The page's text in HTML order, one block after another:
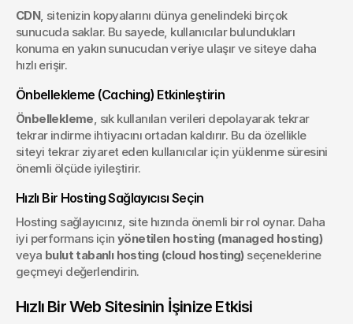
CDN, sitenizin kopyalarını dünya genelindeki birçok
sunucuda saklar. Bu sayede, kullanıcılar bulundukları
konuma en yakın sunucudan veriye ulaşır ve siteye daha
hızlı erişir.
Önbellekleme (Caching) Etkinleştirin
Önbellekleme, sık kullanılan verileri depolayarak tekrar
tekrar indirme ihtiyacını ortadan kaldırır. Bu da özellikle
siteyi tekrar ziyaret eden kullanıcılar için yüklenme süresini
önemli ölçüde iyileştirir.
Hızlı Bir Hosting Sağlayıcısı Seçin
Hosting sağlayıcınız, site hızında önemli bir rol oynar. Daha
iyi performans için yönetilen hosting (managed hosting)
veya bulut tabanlı hosting (cloud hosting) seçeneklerine
geçmeyi değerlendirin.
Hızlı Bir Web Sitesinin İşinize Etkisi